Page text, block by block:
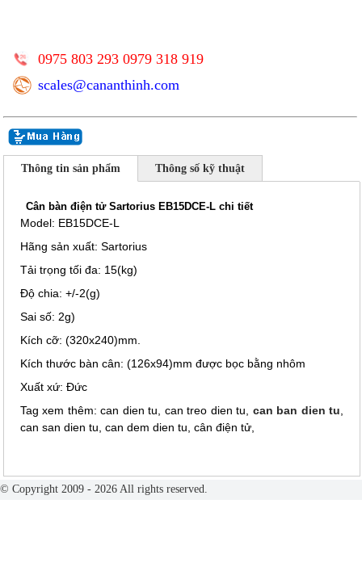
0975 803 293 0979 318 919
scales@cananthinh.com
Thông tin sản phẩm Thông số kỹ thuật
Cân bàn điện tử Sartorius EB15DCE-L chi tiết
Model: EB15DCE-L
Hãng sản xuất: Sartorius
Tải trọng tối đa: 15(kg)
Độ chia: +/-2(g)
Sai số: 2g)
Kích cỡ: (320x240)mm.
Kích thước bàn cân: (126x94)mm được bọc bằng nhôm
Xuất xứ: Đức
Tag xem thêm: can dien tu, can treo dien tu, can ban dien tu
can san dien tu, can dem dien tu, cân điện tử,
© Copyright 2009 - 2026 All rights reserved.